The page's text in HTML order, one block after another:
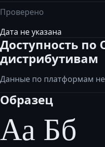
Проверено
Дата не указана
Доступность по
дистрибутивам
Данные по платформам
Образец
Аа Бб